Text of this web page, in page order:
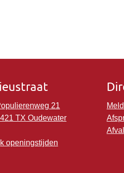
21
TX Oudewater
openingstijden